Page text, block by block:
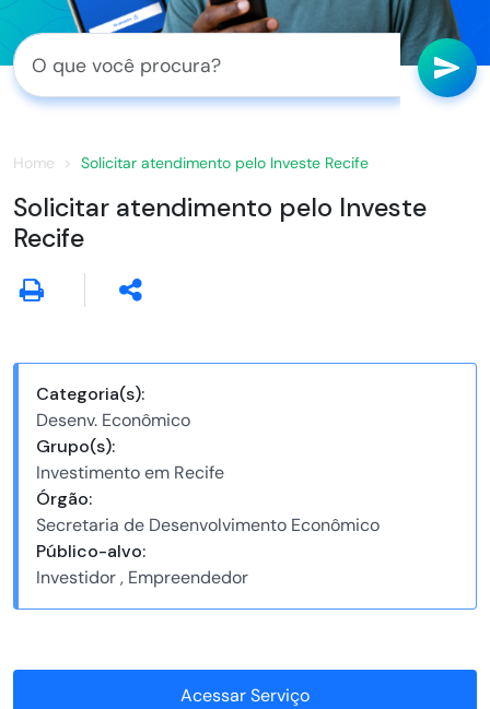
Home Solicitar atendimento pelo Investe Recife
Solicitar atendimento pelo Investe
Recife
Categoria(s):
Desenv. Econômico
Grupo(s):
Investimento em Recife
Órgão:
Secretaria de Desenvolvimento Econômico
Público-alvo:
Investidor , Empreendedor
Acessar Serviço